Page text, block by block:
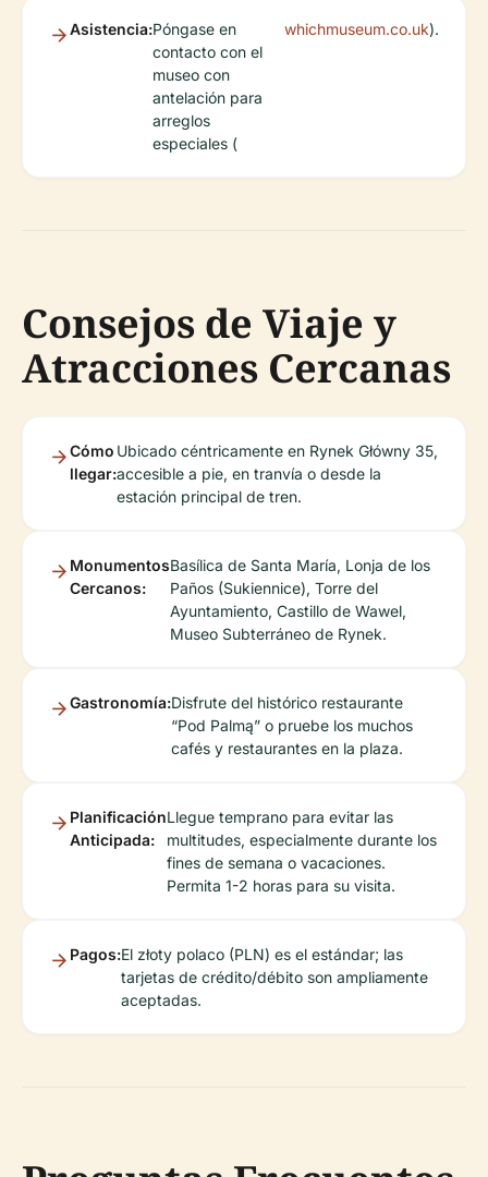
Asistencia:Póngase en
contacto con el
museo con
antelación para
arreglos
especiales (
whichmuseum.co.uk).
Consejos de Viaje y
Atracciones Cercanas
Cómo
llegar:
Ubicado céntricamente en Rynek Główny 35,
accesible a pie, en tranvía o desde la
estación principal de tren.
Monumentos
Cercanos:
Basílica de Santa María, Lonja de los
Paños (Sukiennice), Torre del
Ayuntamiento, Castillo de Wawel,
Museo Subterráneo de Rynek.
Gastronomía:Disfrute del histórico restaurante
“Pod Palmą” o pruebe los muchos
cafés y restaurantes en la plaza.
Planificación
Anticipada:
Llegue temprano para evitar las
multitudes, especialmente durante los
fines de semana o vacaciones.
Permita 1-2 horas para su visita.
Pagos:El złoty polaco (PLN) es el estándar; las
tarjetas de crédito/débito son ampliamente
aceptadas.